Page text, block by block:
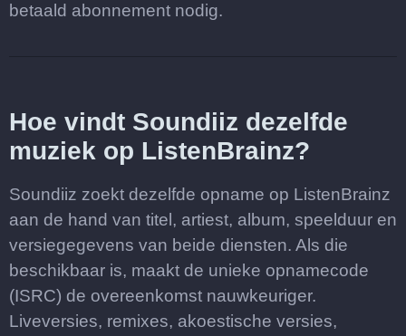
betaald abonnement nodig.
Hoe vindt Soundiiz dezelfde
muziek op ListenBrainz?
Soundiiz zoekt dezelfde opname op ListenBrainz
aan de hand van titel, artiest, album, speelduur en
versiegegevens van beide diensten. Als die
beschikbaar is, maakt de unieke opnamecode
(ISRC) de overeenkomst nauwkeuriger.
Liveversies, remixes, akoestische versies,